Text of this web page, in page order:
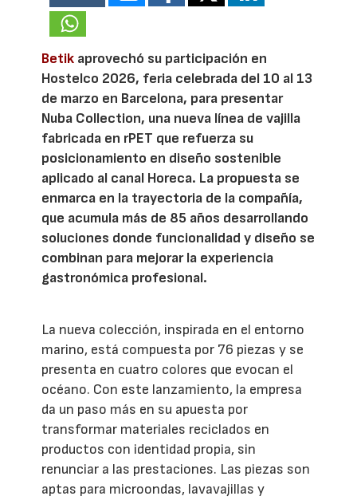
Betik aprovechó su participación en
Hostelco 2026, feria celebrada del 10 al 13
de marzo en Barcelona, para presentar
Nuba Collection, una nueva línea de vajilla
fabricada en rPET que refuerza su
posicionamiento en diseño sostenible
aplicado al canal Horeca. La propuesta se
enmarca en la trayectoria de la compañía,
que acumula más de 85 años desarrollando
soluciones donde funcionalidad y diseño se
combinan para mejorar la experiencia
gastronómica profesional.
La nueva colección, inspirada en el entorno
marino, está compuesta por 76 piezas y se
presenta en cuatro colores que evocan el
océano. Con este lanzamiento, la empresa
da un paso más en su apuesta por
transformar materiales reciclados en
productos con identidad propia, sin
renunciar a las prestaciones. Las piezas son
aptas para microondas, lavavajillas y